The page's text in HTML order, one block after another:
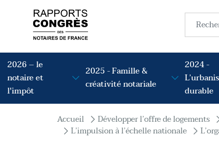
Navigation principale
2026 – le
notaire et
l'impôt
2025 - Famille &
créativité notariale
2024 -
durable
Fil d'Ariane
Accueil Développer l’offre de logements
L’impulsion à l’échelle nationale